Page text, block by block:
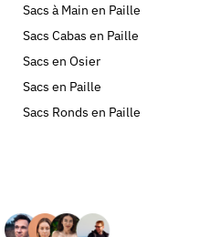
Sacs à Main en Paille
Sacs Cabas en Paille
Sacs en Osier
Sacs en Paille
Sacs Ronds en Paille